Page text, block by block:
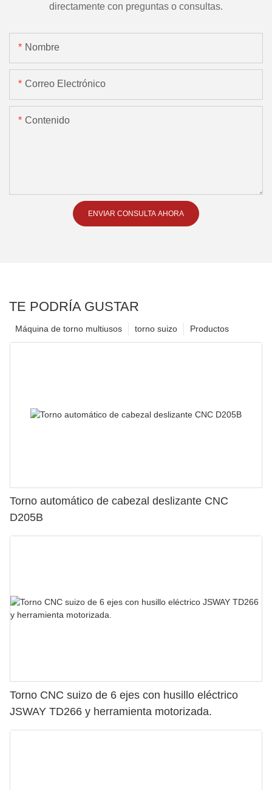
directamente con preguntas o consultas.
Nombre
Correo Electrónico
Contenido
ENVIAR CONSULTA AHORA
TE PODRÍA GUSTAR
Productos
torno suizo
Máquina de torno multiusos
Torno automático de cabezal deslizante CNC
D205B
Torno CNC suizo de 6 ejes con husillo eléctrico
JSWAY TD266 y herramienta motorizada.